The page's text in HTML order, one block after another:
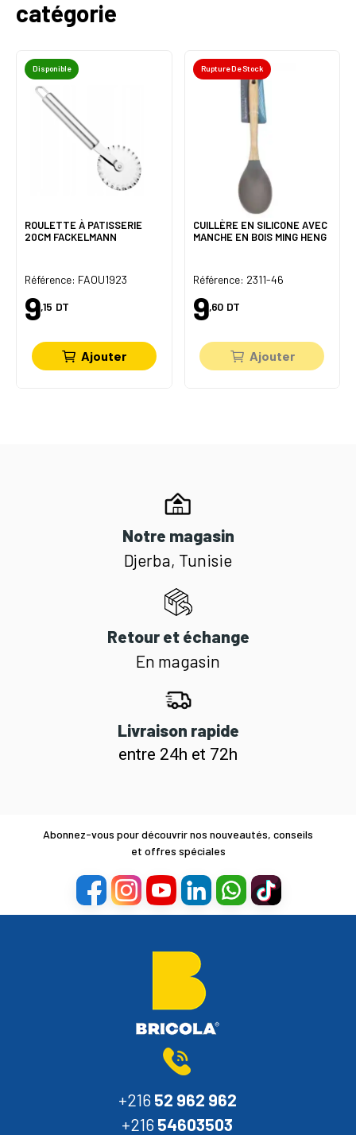
catégorie
Disponible
ROULETTE À PATISSERIE
20CM FACKELMANN
Référence: FAOU1923
9,15 DT
Ajouter
Rupture De Stock
CUILLÈRE EN SILICONE AVEC
MANCHE EN BOIS MING HENG
Référence: 2311-46
9,60 DT
Ajouter
Notre magasin
Djerba, Tunisie
Retour et échange
En magasin
Livraison rapide
entre 24h et 72h
Abonnez-vous pour découvrir nos nouveautés, conseils
et offres spéciales
+216 52 962 962
+216 54603503